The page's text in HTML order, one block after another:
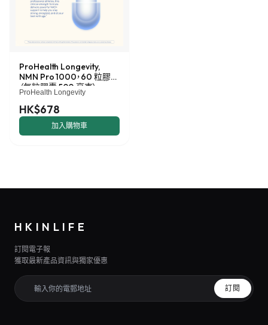
ProHealth Longevity,
NMN Pro 1000，60 粒膠囊
（每粒膠囊 500 毫克）
ProHealth Longevity
HK$678
加入購物車
HKINLIFE
訂閱電子報
獲取最新產品資訊與獨家優惠
訂閱